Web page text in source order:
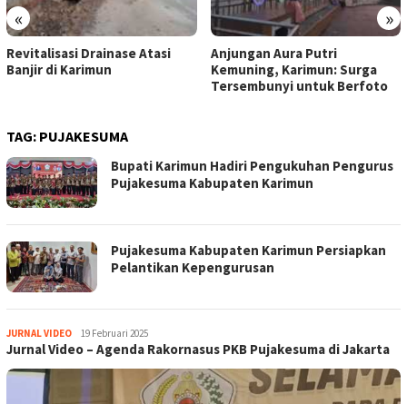
« »
Revitalisasi Drainase Atasi
Banjir di Karimun
Anjungan Aura Putri
Kemuning, Karimun: Surga
Tersembunyi untuk Berfoto
TAG: PUJAKESUMA
Bupati Karimun Hadiri Pengukuhan Pengurus
Pujakesuma Kabupaten Karimun
Pujakesuma Kabupaten Karimun Persiapkan
Pelantikan Kepengurusan
JURNAL VIDEOjurnal
19 Februari 2025
Jurnal Video – Agenda Rakornasus PKB Pujakesuma di Jakarta